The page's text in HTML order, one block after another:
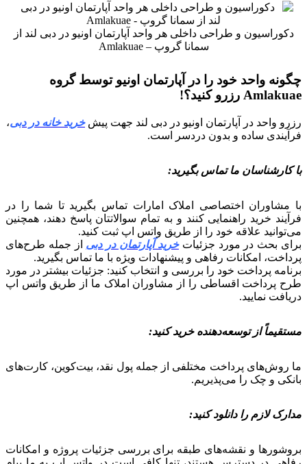
دکوراسیون و طراحی داخلی هر واحد آپارتمان اونیو در دبی لند از
سمانا گروپ – Amlakuae
چگونه واحد خود را در آپارتمان اونیو توسط گروه
Amlakuae رزرو کنید؟!
رزرو واحد در آپارتمان اونیو در دبی لند جهت پیشخرید خانه در دبی،
فرآیندی ساده و بدون دردسر است.
با کارشناسان ما تماس بگیرید:
با مشاوران اختصاصی املاک امارات تماس بگیرید تا شما را در
فرآیند خرید راهنمایی کنند و به تمام سوالاتتان پاسخ دهند، همچنین
می‌توانید علاقه خود را از طریق واتس اپ ثبت کنید.
برای بحث در مورد جزئیاتخرید آپارتمان در دبی از جمله طرح‌های
پرداخت، امکانات رفاهی و پیشنهادات ویژه با ما تماس بگیرید.
برنامه پرداخت خود را بررسی و انتخاب کنید: جزئیات بیشتر در مورد
طرح پرداخت اقساطی را از مشاوران املاک ما از طریق واتس اپ
دریافت نمایید.
مستقیماً از توسعه‌دهنده خرید کنید:
ما روش‌های پرداخت مختلفی از جمله پول نقد، بیت‌کوین، کارت‌های
بانکی و چک را می‌پذیریم.
مدارک لازم را دانلود کنید:
بروشورها و نقشه‌های طبقه برای بررسی جزئیات پروژه و امکانات